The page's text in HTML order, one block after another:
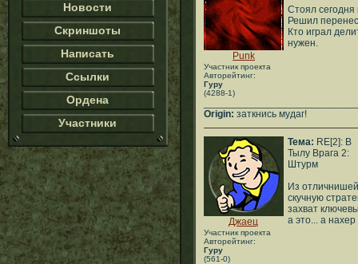
Новости
Скриншоты
Написать
Ссылки
Ордена
Участники
Punk
Участник проекта
Авторейтинг:
Гуру
(4288-1)
Стоял сегодня
Решил
Кто играл
нужен.
Origin: заткнись мудаг!
Джаец
Участник проекта
Авторейтинг:
Гуру
(561-0)
Тема: RE[2]: В
Тылу Врага 2:
Штурм
Из
скучную
захват
а это... а